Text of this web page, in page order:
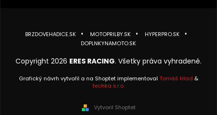
BRZDOVEHADICE.SK MOTOPRILBY.SK
HYPERPRO.SK
DOPLNKYNAMOTO.SK
Copyright 2026 ERES RACING. Všetky práva vyhradené.
Grafický návrh vytvořil a na Shoptet implementoval Tomáš Hlad &
techka s.r.o.
Vytvoril Shoptet